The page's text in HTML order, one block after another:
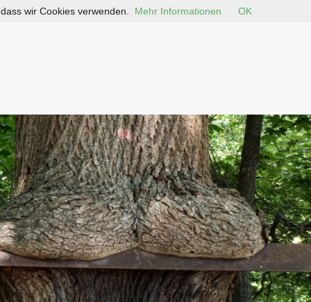
wir Cookies verwenden. Mehr Informationen OK